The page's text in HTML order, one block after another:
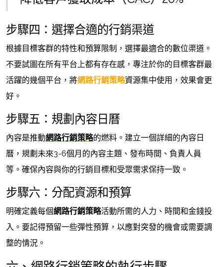
步驟四：選擇合適的行銷渠道
根據目標客群的特性和預算限制，選擇最適合的數位渠道。
不要試圖在所有平台上都有存在感，專注於你的目標客群最
活躍的幾個平台，將網路行銷策略資源集中使用，效果會更
好。
步驟五：規劃內容日曆
內容是推動網路行銷策略的燃料。建立一個詳細的內容日
曆，規劃未來3-6個月的內容主題、發布時間、負責人員
等。確保內容與你的行銷目標和受眾需求保持一致。
步驟六：分配資源和預算
明確定義每個網路行銷策略活動所需的人力、時間和金錢投
入。要記得預留一些彈性預算，以應對突發的機會或需要調
整的情況。